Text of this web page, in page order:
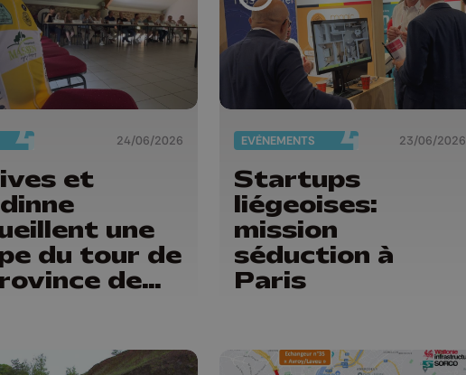
24/06/2026
et
une
du tour de
de
EVÈNEMENTS 23/06/2026
Startups
liégeoises:
mission
séduction à
Paris